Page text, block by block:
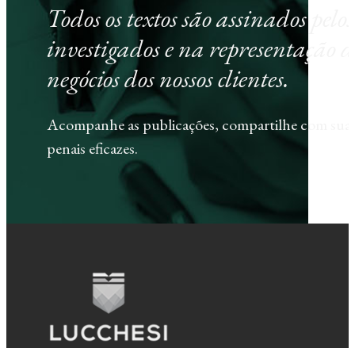
Todos os textos são assinados
investigados e na representação
negócios dos nossos clientes.
Acompanhe as publicações, compartilhe com
penais eficazes.